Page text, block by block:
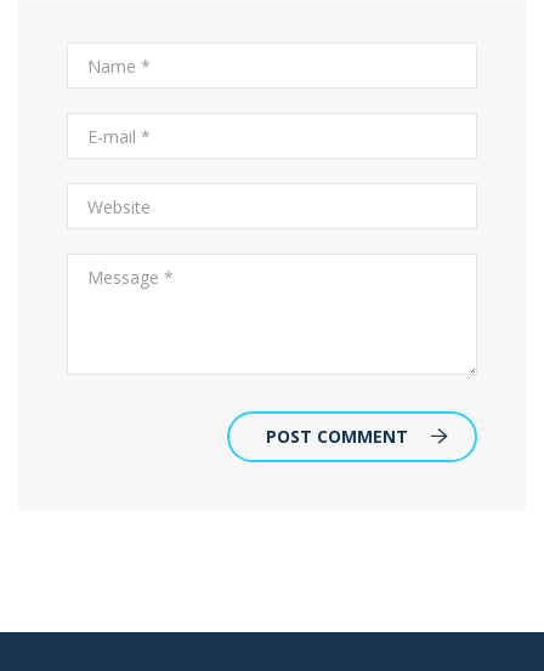
POST COMMENT